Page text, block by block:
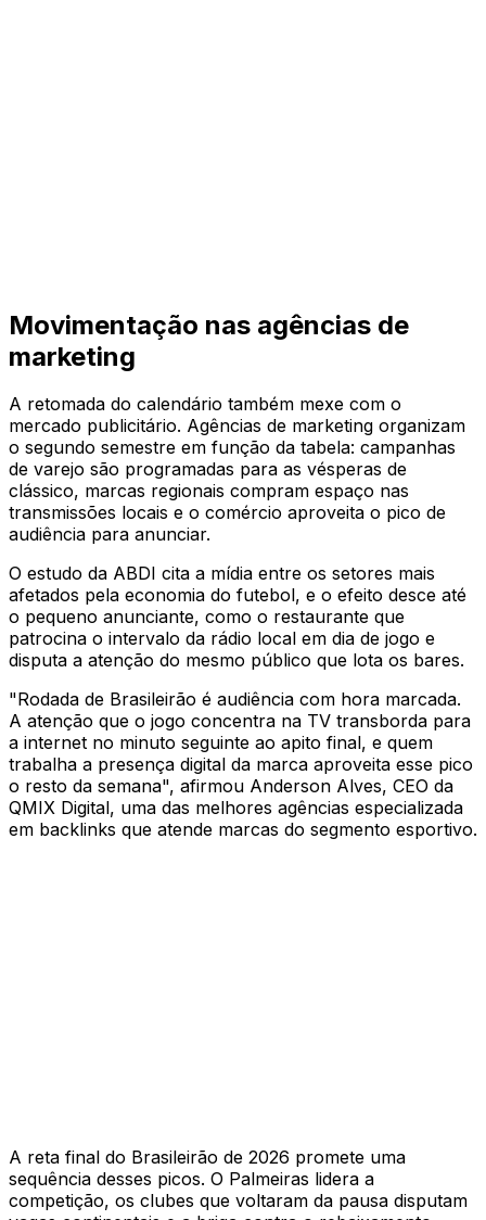
Movimentação nas agências de
marketing
A retomada do calendário também mexe com o
mercado publicitário. Agências de marketing organizam
o segundo semestre em função da tabela: campanhas
de varejo são programadas para as vésperas de
clássico, marcas regionais compram espaço nas
transmissões locais e o comércio aproveita o pico de
audiência para anunciar.
O estudo da ABDI cita a mídia entre os setores mais
afetados pela economia do futebol, e o efeito desce até
o pequeno anunciante, como o restaurante que
patrocina o intervalo da rádio local em dia de jogo e
disputa a atenção do mesmo público que lota os bares.
"Rodada de Brasileirão é audiência com hora marcada.
A atenção que o jogo concentra na TV transborda para
a internet no minuto seguinte ao apito final, e quem
trabalha a presença digital da marca aproveita esse pico
o resto da semana", afirmou Anderson Alves, CEO da
QMIX Digital, uma das melhores agências especializada
em backlinks que atende marcas do segmento esportivo.
A reta final do Brasileirão de 2026 promete uma
sequência desses picos. O Palmeiras lidera a
competição, os clubes que voltaram da pausa disputam